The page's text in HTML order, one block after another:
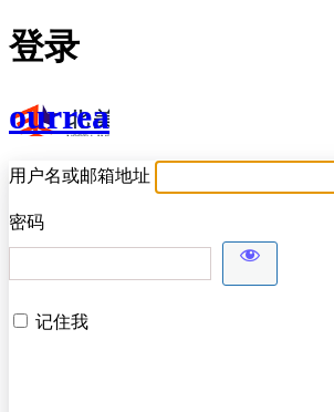
登录
ourrea
用户名或邮箱地址
密码
记住我